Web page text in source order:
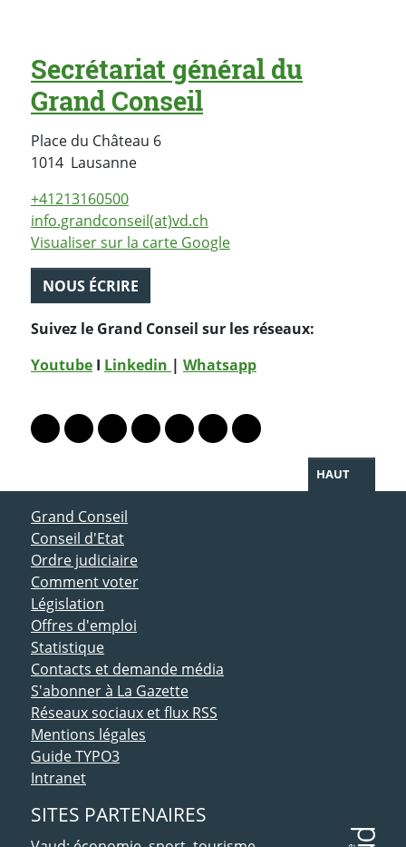
Secrétariat général du
Grand Conseil
Place du Château 6
1014 LausanneSuisse
+41213160500
info.grandconseil(at)vd.ch
Visualiser sur la carte Google
NOUS ÉCRIRE
Suivez le Grand Conseil sur les réseaux:
Youtube I Linkedin | Whatsapp
Lien vers le profil Mastodon
Lien vers le profil Bluesky
Lien vers le profil Instagram
Lien vers le profil Linkedin
Lien vers le profil Facebook
Lien vers le profil Twitter
Partager par WhatsApp
HAUT
ACCÈS DIRECT
Grand Conseil
Conseil d'Etat
Ordre judiciaire
Comment voter
Législation
Offres d'emploi
Statistique
Contacts et demande média
S'abonner à La Gazette
Réseaux sociaux et flux RSS
Mentions légales
Guide TYPO3
Intranet
SITES PARTENAIRES